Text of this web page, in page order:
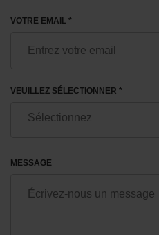
VOTRE EMAIL *
VEUILLEZ SÉLECTIONNER *
MESSAGE